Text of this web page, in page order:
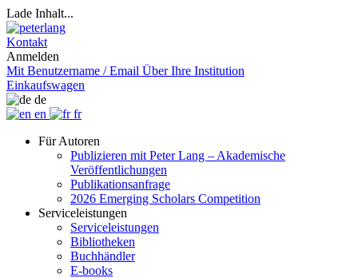
Lade Inhalt...
Kontakt
Anmelden
Mit Benutzername / Email Über Ihre Institution
Einkaufswagen
de
en
fr
Für Autoren
Publizieren mit Peter Lang – Akademische
Veröffentlichungen
Publikationsanfrage
2026 Emerging Scholars Competition
Serviceleistungen
Serviceleistungen
Bibliotheken
Buchhändler
E-books